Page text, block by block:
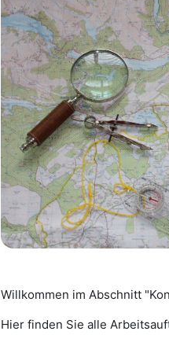
Willkommen im Abschnitt
Hier finden Sie alle